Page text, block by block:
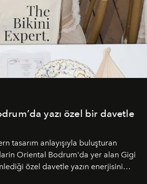
yazı özel bir davetle
tasarım anlayışıyla buluşturan
Oriental Bodrum'da yer alan Gigi
özel davetle yazın enerjisini